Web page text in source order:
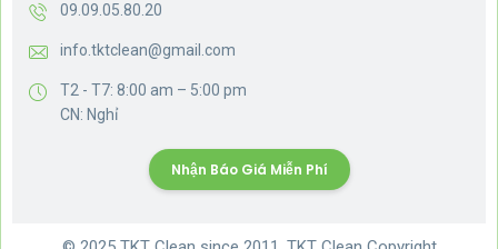
09.09.05.80.20
info.tktclean@gmail.com
T2 - T7: 8:00 am – 5:00 pm
CN: Nghỉ
Nhận Báo Giá Miễn Phí